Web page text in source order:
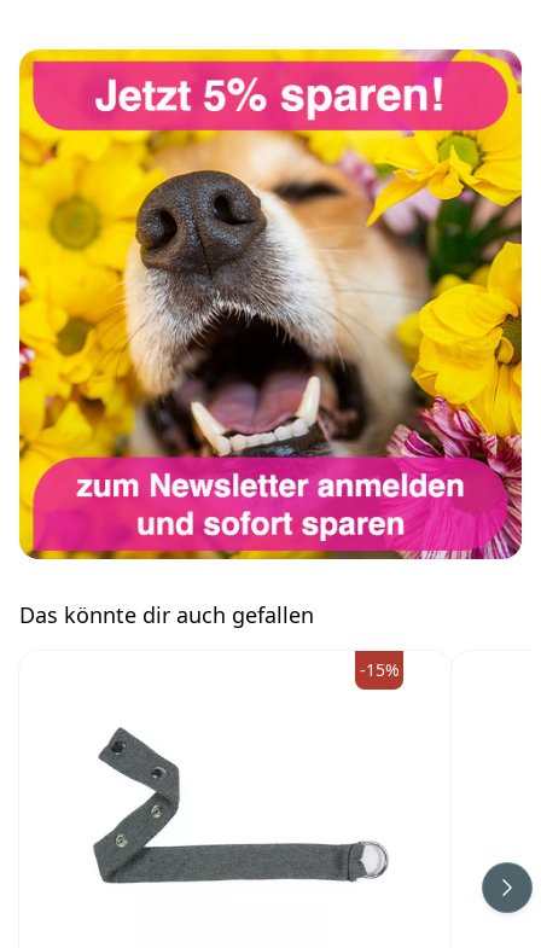
Das könnte dir auch gefallen
-15%